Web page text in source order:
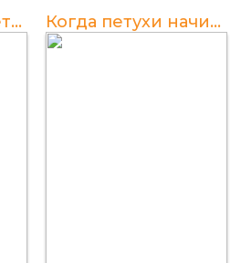
Сколько стоит петух живой: цены, особенности, сравнение Когда петухи начинают кричать утром?